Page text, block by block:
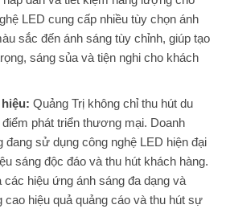
LED cung cấp nhiều tùy chọn ánh
sắc đến ánh sáng tùy chỉnh, giúp tạo
sáng sủa và tiện nghi cho khách
Quảng Trị không chỉ thu hút du
phát triển thương mại. Doanh
đang sử dụng công nghệ LED hiện đại
sáng độc đáo và thu hút khách hàng.
các hiệu ứng ánh sáng đa dạng và
hiệu quả quảng cáo và thu hút sự